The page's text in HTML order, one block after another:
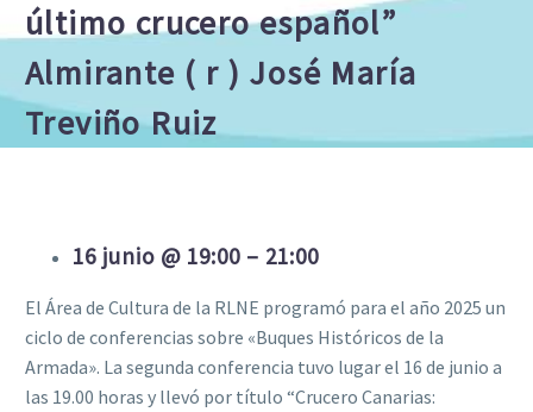
último crucero español”
Almirante ( r ) José María
Treviño Ruiz
16 junio @ 19:00 – 21:00
El Área de Cultura de la RLNE programó para el año 2025 un
ciclo de conferencias sobre «Buques Históricos de la
Armada». La segunda conferencia tuvo lugar el 16 de junio a
las 19.00 horas y llevó por título “Crucero Canarias: